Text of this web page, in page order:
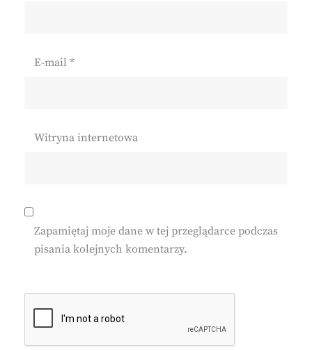
E-mail *
Witryna internetowa
Zapamiętaj moje dane w tej przeglądarce podczas
pisania kolejnych komentarzy.